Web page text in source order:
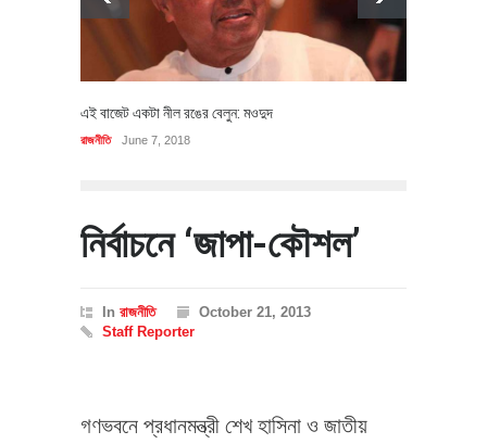
এই বাজেট একটা নীল রঙের বেলুন: মওদুদ
রাজনীতি June 7, 2018
নির্বাচনে ‘জাপা-কৌশল’
In রাজনীতি
October 21, 2013
Staff Reporter
গণভবনে প্রধানমন্ত্রী শেখ হাসিনা ও জাতীয়